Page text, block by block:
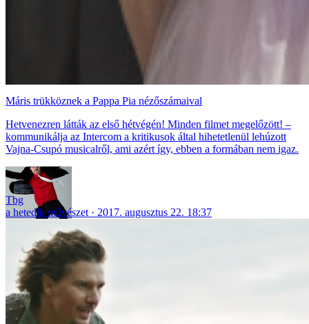
Máris trükköznek a Pappa Pia nézőszámaival
Hetvenezren látták az első hétvégén! Minden filmet megelőzött! –
kommunikálja az Intercom a kritikusok által hihetetlenül lehúzott
Vajna-Csupó musicalről, ami azért így, ebben a formában nem igaz.
Tbg
a hetedik művészet
2017. augusztus 22. 18:37